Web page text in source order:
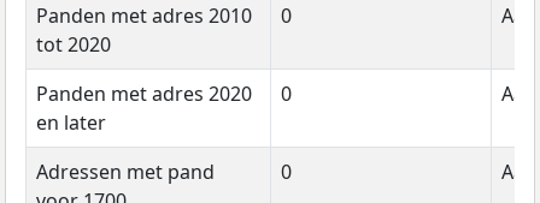
Panden met adres 2010
tot 2020
0
Panden met adres 2020
en later
0
Adressen met pand
0